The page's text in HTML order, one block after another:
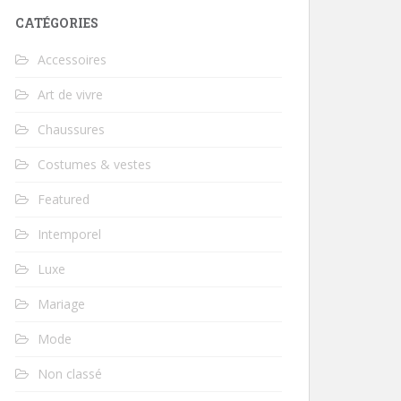
CATÉGORIES
Accessoires
Art de vivre
Chaussures
Costumes & vestes
Featured
Intemporel
Luxe
Mariage
Mode
Non classé